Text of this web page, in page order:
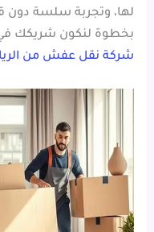
لها، وتجربة سلسة
بخطوة لنكون شريكك في
شركة نقل عفش من